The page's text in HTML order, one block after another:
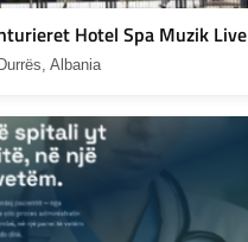
Hotel Spa Muzik Live
Albania